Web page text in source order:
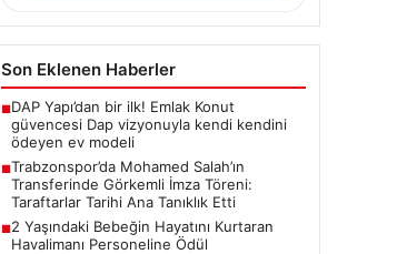
Son Eklenen Haberler
■DAP Yapı’dan bir ilk! Emlak Konut
güvencesi Dap vizyonuyla kendi kendini
ödeyen ev modeli
■Trabzonspor’da Mohamed Salah’ın
Transferinde Görkemli İmza Töreni:
Taraftarlar Tarihi Ana Tanıklık Etti
■2 Yaşındaki Bebeğin Hayatını Kurtaran
Havalimanı Personeline Ödül